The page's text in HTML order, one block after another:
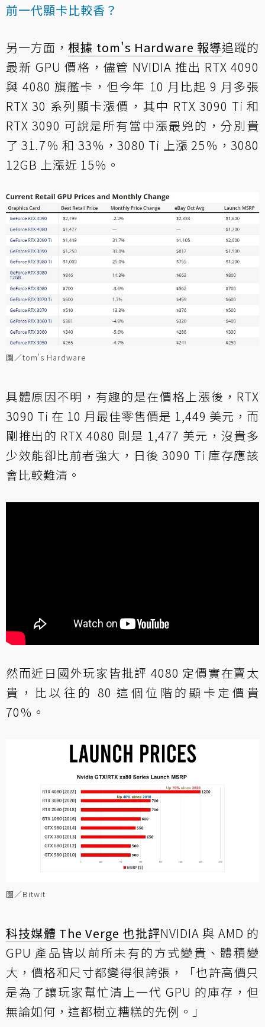
前一代顯卡比較香？
另一方面，根據 tom's Hardware 報導追蹤的
最新 GPU 價格，儘管 NVIDIA 推出 RTX 4090
與 4080 旗艦卡，但今年 10 月比起 9 月多張
RTX 30 系列顯卡漲價，其中 RTX 3090 Ti 和
RTX 3090 可說是所有當中漲最兇的，分別貴
了 31.7％ 和 33％，3080 Ti 上漲 25％，3080
12GB 上漲近 15％。
圖／tom's Hardware
具體原因不明，有趣的是在價格上漲後，RTX
3090 Ti 在 10 月最佳零售價是 1,449 美元，而
剛推出的 RTX 4080 則是 1,477 美元，沒貴多
少效能卻比前者強大，日後 3090 Ti 庫存應該
會比較難清。
然而近日國外玩家皆批評 4080 定價實在賣太
貴，比以往的 80 這個位階的顯卡定價貴
70％。
圖／Bitwit
科技媒體 The Verge 也批評NVIDIA 與 AMD 的
GPU 產品皆以前所未有的方式變貴、體積變
大，價格和尺寸都變得很誇張，「也許高價只
是為了讓玩家幫忙清上一代 GPU 的庫存，但
無論如何，這都樹立糟糕的先例。」